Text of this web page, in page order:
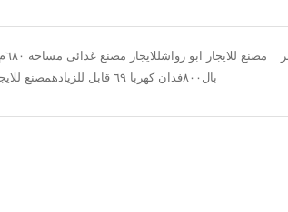
مصنع للايجار ابو رواش
بال٨٠٠فدان كهربا ٦٩ قابل للزيادهمصنع للايجار بالعاشر من رمضان 2019